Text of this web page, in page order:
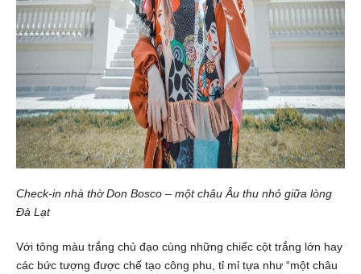
Check-in nhà thờ Don Bosco – một châu Âu thu nhỏ giữa lòng
Đà Lạt
Với tông màu trắng chủ đạo cùng những chiếc cột trắng lớn hay
các bức tượng được chế tạo công phu, tỉ mỉ tựa như “một châu